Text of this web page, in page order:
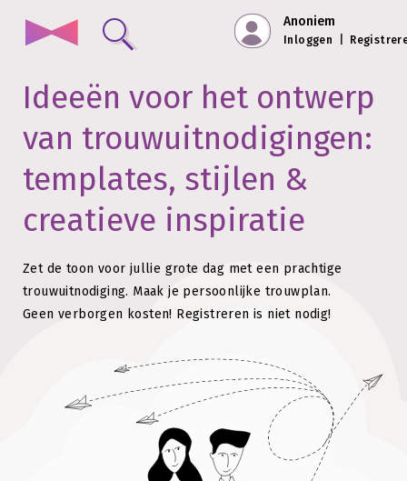
Anoniem
Inloggen
Ideeën voor het ontwerp
van trouwuitnodigingen:
templates, stijlen &
creatieve inspiratie
Zet de toon voor jullie grote dag met een prachtige
trouwuitnodiging. Maak je persoonlijke trouwplan.
Geen verborgen kosten! Registreren is niet nodig!